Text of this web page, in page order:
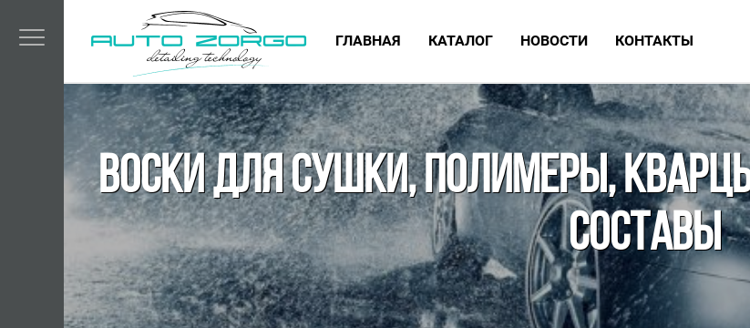
ГЛАВНАЯ КАТАЛОГ НОВОСТИ КОНТАКТЫ
ВОСКИ ДЛЯ СУШКИ, ПОЛИМЕРЫ,
СОСТАВЫ
ИЗВИНИТЕ,
РАБОТАЕТ
Приглашаем записаться на
автомобиля в нашу детейлинг